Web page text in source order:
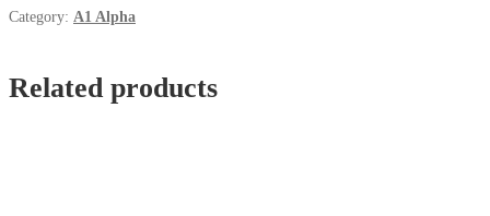
Alpha
Crna
Category: A1 Alpha
Related products